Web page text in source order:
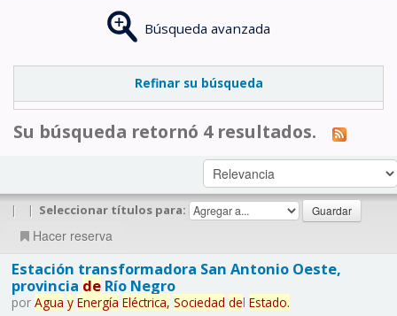
Búsqueda avanzada
Refinar su búsqueda
Su búsqueda retornó 4 resultados.
| | Seleccionar títulos para:
Hacer reserva
Estación transformadora San Antonio Oeste,
provincia deRío Negro
por Agua y Energía Eléctrica, Sociedad del Estado.